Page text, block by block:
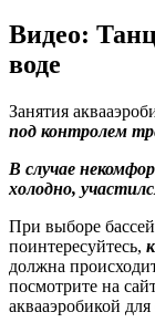
Видео:
воде
Занятия
под контролем
В случае
холодно,
При выборе
поинтересуйтесь,
должна
посмотрите на
аквааэробикой